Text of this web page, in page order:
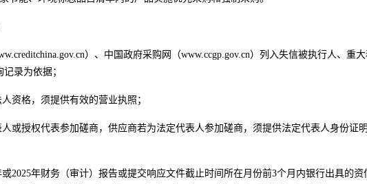
）、中国政府采购网（www.ccgp.gov.cn）列入失信被执行人、
录为依据；
资格，须提供有效的营业执照；
人或授权代表参加磋商，供应商若为法定代表人参加磋商，须提供法定代表人身份
或2025年财务（审计）报告或提交响应文件截止时间所在月份前3个月内银行出具的